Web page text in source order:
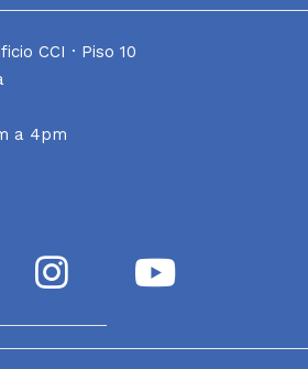
CCI · Piso 10
a 4pm